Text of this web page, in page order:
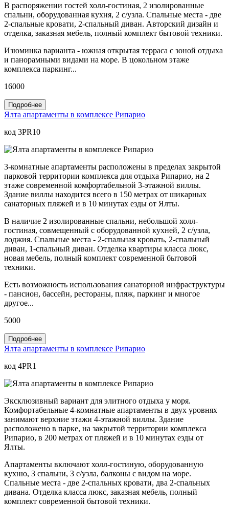
В распоряжении гостей холл-гостиная, 2 изолированные
спальни, оборудованная кухня, 2 с/узла. Спальные места - две
2-спальные кровати, 2-спальный диван. Авторский дизайн и
отделка, заказная мебель, полный комплект бытовой техники.
Изюминка варианта - южная открытая терраса с зоной отдыха
и панорамными видами на море. В цокольном этаже
комплекса паркинг...
16000
Подробнее
Ялта апартаменты в комплексе Рипарио
код 3PR10
3-комнатные апартаменты расположены в пределах закрытой
парковой территории комплекса для отдыха Рипарио, на 2
этаже современной комфортабельной 3-этажной виллы.
Здание виллы находится всего в 150 метрах от шикарных
санаторных пляжей и в 10 минутах езды от Ялты.
В наличие 2 изолированные спальни, небольшой холл-
гостиная, совмещенный с оборудованной кухней, 2 с/узла,
лоджия. Спальные места - 2-спальная кровать, 2-спальный
диван, 1-спальный диван. Отделка квартиры класса люкс,
новая мебель, полный комплект современной бытовой
техники.
Есть возможность использования санаторной инфраструктуры
- пансион, бассейн, рестораны, пляж, паркинг и многое
другое...
5000
Подробнее
Ялта апартаменты в комплексе Рипарио
код 4PR1
Эксклюзивный вариант для элитного отдыха у моря.
Комфортабельные 4-комнатные апартаменты в двух уровнях
занимают верхние этажи 4-этажной виллы. Здание
расположено в парке, на закрытой территории комплекса
Рипарио, в 200 метрах от пляжей и в 10 минутах езды от
Ялты.
Апартаменты включают холл-гостиную, оборудованную
кухню, 3 спальни, 3 с/узла, балконы с видом на море.
Спальные места - две 2-спальных кровати, два 2-спальных
дивана. Отделка класса люкс, заказная мебель, полный
комплект современной бытовой техники.